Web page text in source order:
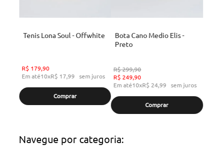
Tenis Lona Soul - Offwhite
R$ 179,90
Em até10xR$ 17,99 sem juros
Comprar
Bota Cano Medio Elis -
Preto
R$299,90
R$ 249,90
Em até10xR$ 24,99 sem juros
Comprar
Navegue por categoria: